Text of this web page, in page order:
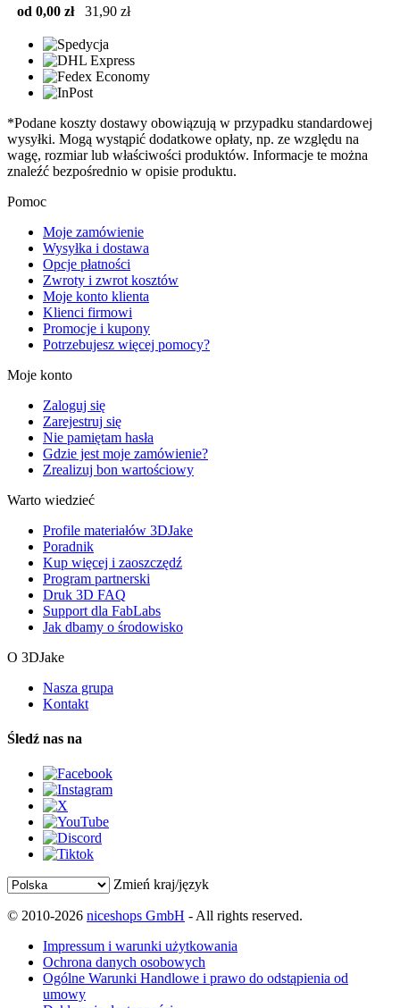
od 0,00 zł 31,90 zł
*Podane koszty dostawy obowiązują w przypadku standardowej
wysyłki. Mogą wystąpić dodatkowe opłaty, np. ze względu na
wagę, rozmiar lub właściwości produktów. Informacje te można
znaleźć bezpośrednio w opisie produktu.
Pomoc
Moje zamówienie
Wysyłka i dostawa
Opcje płatności
Zwroty i zwrot kosztów
Moje konto klienta
Klienci firmowi
Promocje i kupony
Potrzebujesz więcej pomocy?
Moje konto
Zaloguj się
Zarejestruj się
Nie pamiętam hasła
Gdzie jest moje zamówienie?
Zrealizuj bon wartościowy
Warto wiedzieć
Profile materiałów 3DJake
Poradnik
Kup więcej i zaoszczędź
Program partnerski
Druk 3D FAQ
Support dla FabLabs
Jak dbamy o środowisko
O 3DJake
Nasza grupa
Kontakt
Śledź nas na
Zmień kraj/język
© 2010-2026 niceshops GmbH - All rights reserved.
Impressum i warunki użytkowania
Ochrona danych osobowych
Ogólne Warunki Handlowe i prawo do odstąpienia od
umowy